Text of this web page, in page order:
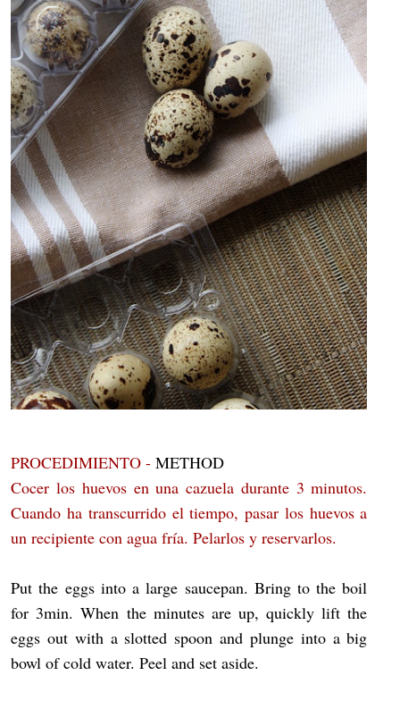
PROCEDIMIENTO -METHOD
Cocer los huevos en una cazuela durante 3 minutos.
Cuando ha transcurrido el tiempo, pasar los huevos a
un recipiente con agua fría. Pelarlos y reservarlos.
Put the eggs into a large saucepan. Bring to the boil
for 3min. When the minutes are up, quickly lift the
eggs out with a slotted spoon and plunge into a big
bowl of cold water. Peel and set aside.